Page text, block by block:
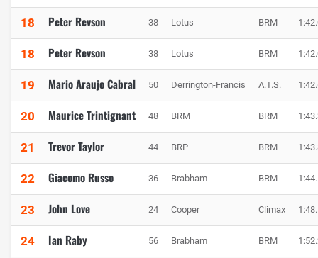
18 Peter Revson 38 Lotus BRM
18 Peter Revson 38 Lotus BRM
19 Mario Araujo Cabral 50 Derrington-Francis A.T.S.
20 Maurice Trintignant 48 BRM BRM
21 Trevor Taylor 44 BRP BRM
22 Giacomo Russo 36 Brabham BRM
23 John Love 24 Cooper Climax
24 Ian Raby 56 Brabham BRM